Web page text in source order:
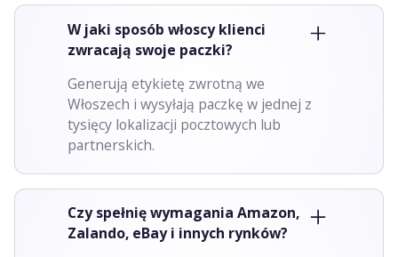
W jaki sposób włoscy klienci
zwracają swoje paczki?
Generują etykietę zwrotną we
Włoszech i wysyłają paczkę w jednej z
tysięcy lokalizacji pocztowych lub
partnerskich.
Czy spełnię wymagania Amazon,
Zalando, eBay i innych rynków?